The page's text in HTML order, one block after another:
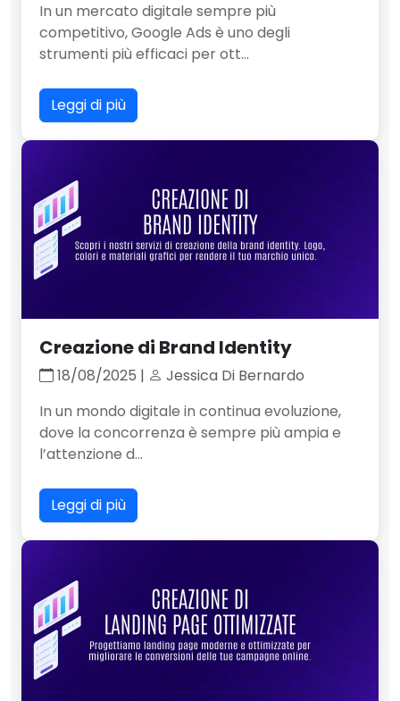
In un mercato digitale sempre più
competitivo, Google Ads è uno degli
strumenti più efficaci per ott...
Leggi di più
Creazione di Brand Identity
18/08/2025 |
Jessica Di Bernardo
In un mondo digitale in continua evoluzione,
dove la concorrenza è sempre più ampia e
l’attenzione d...
Leggi di più